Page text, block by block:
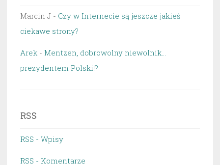
Marcin J - Czy w Internecie są jeszcze jakieś
ciekawe strony?
Arek - Mentzen, dobrowolny niewolnik…
prezydentem Polski!?
RSS
RSS - Wpisy
RSS - Komentarze